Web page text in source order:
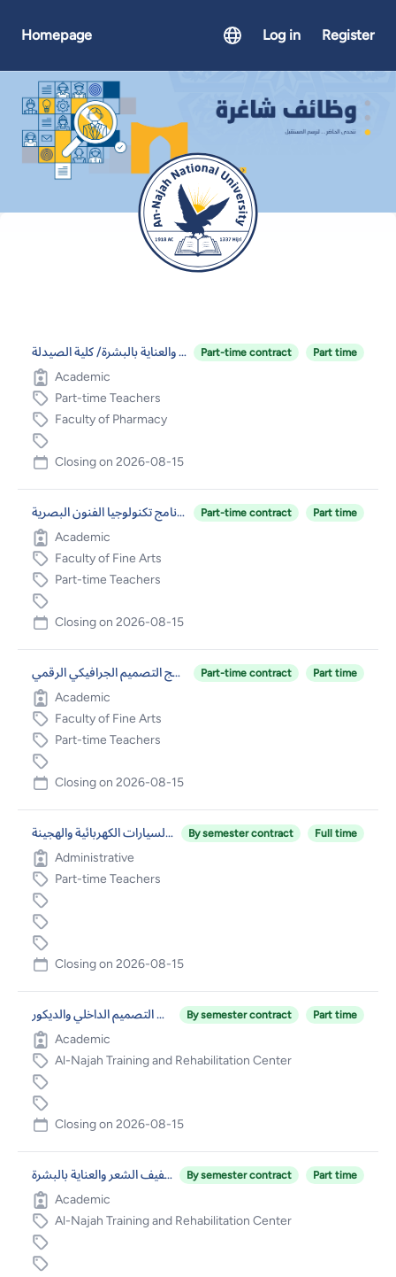
Homepage Log in Register
أعضاء هيئة تدريس في برنامج مستحضرات التجميل والعناية بالبشرة/ كلية الصيدلة Part-time contract Part time
Academic
Part-time Teachers
Faculty of Pharmacy
Closing on 2026-08-15
محاضرين غير متفرغين في برنامج تكنولوجيا الفنون البصرية Part-time contract Part time
Academic
Faculty of Fine Arts
Part-time Teachers
Closing on 2026-08-15
محاضرين غير متفرغين في برنامج التصميم الجرافيكي الرقمي Part-time contract Part time
Academic
Faculty of Fine Arts
Part-time Teachers
Closing on 2026-08-15
مهندس فحص وصيانة السيارات الكهربائية والهجينة By semester contract Full time
Administrative
Part-time Teachers
Closing on 2026-08-15
مدرب/مدرس في مجال التصميم الداخلي والديكور By semester contract Part time
Academic
Al-Najah Training and Rehabilitation Center
Closing on 2026-08-15
مدرب/مدرس في مجال التجميل وتصفيف الشعر والعناية بالبشرة By semester contract Part time
Academic
Al-Najah Training and Rehabilitation Center